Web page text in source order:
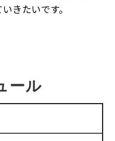
きたいです。
ール